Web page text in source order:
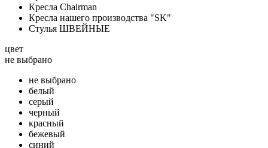
Кресла Chairman
Кресла нашего производства "SK"
Стулья ШВЕЙНЫЕ
цвет
не выбрано
не выбрано
белый
серый
черный
красный
бежевый
синий